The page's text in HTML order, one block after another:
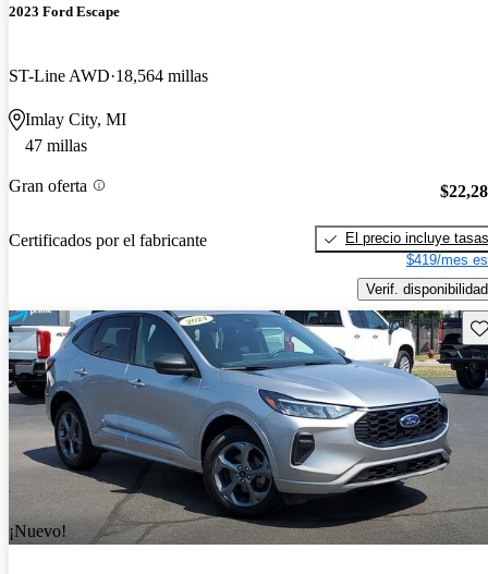
2023 Ford Escape
ST-Line AWD 18,564 millas
Imlay City, MI
47 millas
Gran oferta
Certificados por el fabricante
El precio incluye tasas
$419/mes
Verif. disponibilidad
¡Nuevo!